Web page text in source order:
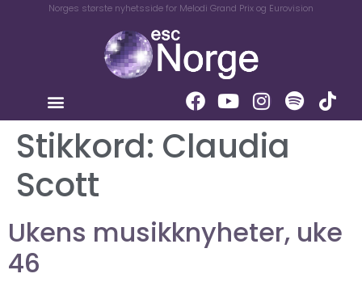
Norges største nyhetsside for Melodi Grand Prix og Eurovision
Stikkord: Claudia
Scott
Ukens musikknyheter, uke
46